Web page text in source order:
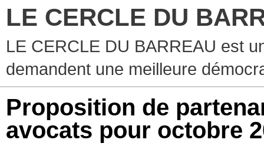
LE CERCLE DU
LE CERCLE DU BARREAU est
demandent une meilleure
Proposition de
avocats pour octobre